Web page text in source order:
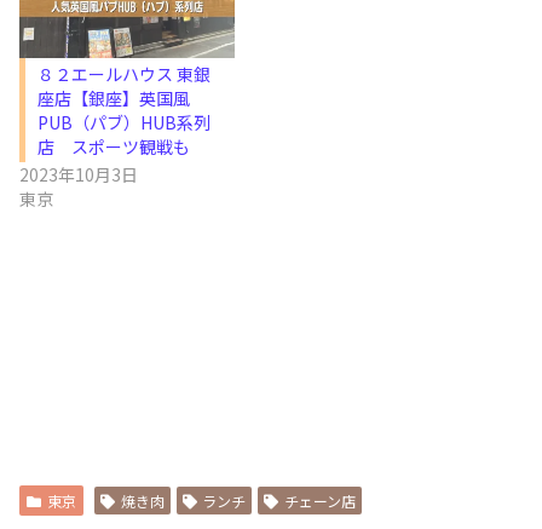
８２エールハウス 東銀
座店【銀座】英国風
PUB（パブ）HUB系列
店 スポーツ観戦も
2023年10月3日
東京
東京 焼き肉 ランチ チェーン店